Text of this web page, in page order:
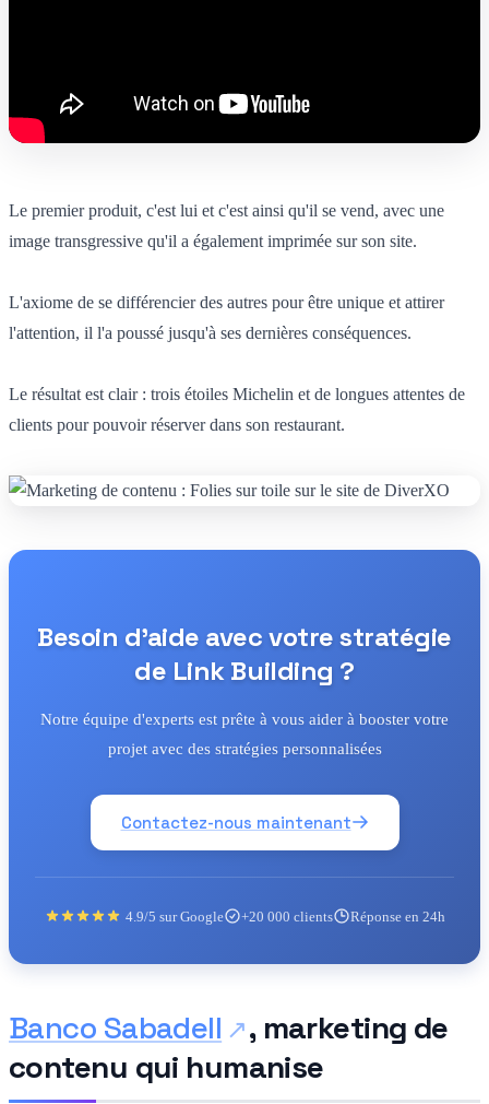
Le premier produit, c'est lui et c'est ainsi qu'il se vend, avec une
image transgressive qu'il a également imprimée sur son site.
L'axiome de se différencier des autres pour être unique et attirer
l'attention, il l'a poussé jusqu'à ses dernières conséquences.
Le résultat est clair : trois étoiles Michelin et de longues attentes de
clients pour pouvoir réserver dans son restaurant.
Besoin d'aide avec votre stratégie
de Link Building ?
Notre équipe d'experts est prête à vous aider à booster votre
projet avec des stratégies personnalisées
Contactez-nous maintenant
4.9/5 sur Google +20 000 clients Réponse en 24h
Banco Sabadell
, marketing de
contenu qui humanise